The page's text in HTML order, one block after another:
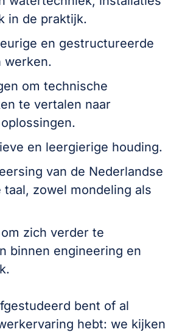
in de praktijk.
en gestructureerde
werken.
om technische
te vertalen naar
en leergierige houding.
van de Nederlandse
taal, zowel mondeling als
zich verder te
binnen engineering en
bent of al
hebt: we kijken